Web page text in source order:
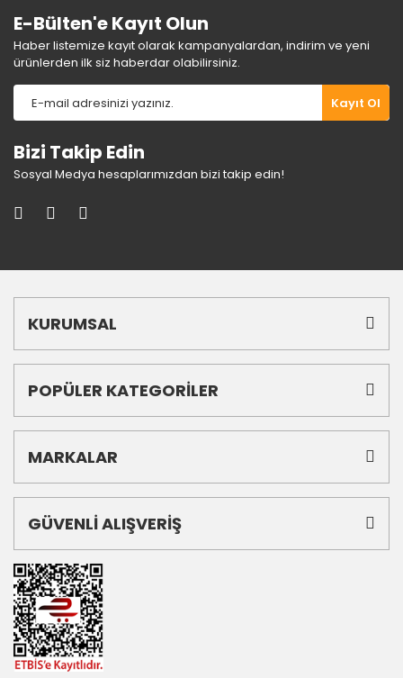
E-Bülten'e Kayıt Olun
Haber listemize kayıt olarak kampanyalardan, indirim ve yeni
ürünlerden ilk siz haberdar olabilirsiniz.
Kayıt Ol
Bizi Takip Edin
Sosyal Medya hesaplarımızdan bizi takip edin!
KURUMSAL
POPÜLER KATEGORİLER
MARKALAR
GÜVENLİ ALIŞVERİŞ